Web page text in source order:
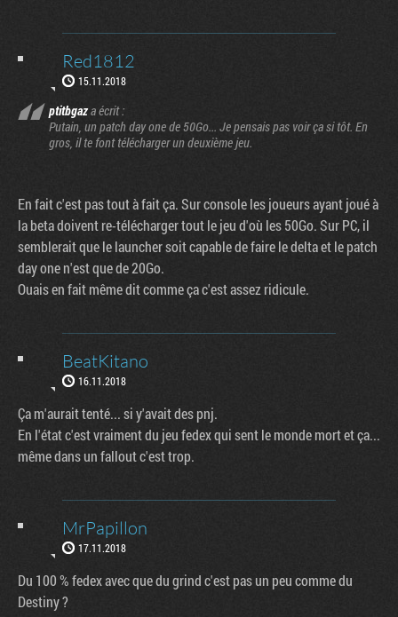
Red1812
15.11.2018
ptitbgaza écrit :
Putain, un patch day one de 50Go... Je pensais pas voir ça si tôt. En
gros, il te font télécharger un deuxième jeu.
En fait c'est pas tout à fait ça. Sur console les joueurs ayant joué à
la beta doivent re-télécharger tout le jeu d'où les 50Go. Sur PC, il
semblerait que le launcher soit capable de faire le delta et le patch
day one n'est que de 20Go.
Ouais en fait même dit comme ça c'est assez ridicule.
BeatKitano
16.11.2018
Ça m'aurait tenté... si y'avait des pnj.
En l'état c'est vraiment du jeu fedex qui sent le monde mort et ça...
même dans un fallout c'est trop.
MrPapillon
17.11.2018
Du 100 % fedex avec que du grind c'est pas un peu comme du
Destiny ?